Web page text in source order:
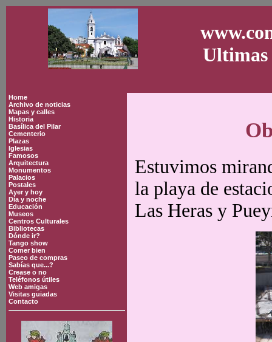
Ultimas
Home
Archivo de noticias
Mapas y calles
Historia
Basílica del Pilar
Cementerio
Plazas
Iglesias
Famosos
Arquitectura
Monumentos
Palacios
Postales
Ayer y hoy
Día y noche
Educación
Museos
Centros Culturales
Bibliotecas
Dónde ir?
Tango show
Comer bien
Paseo de compras
Sabías que...?
Crease o no
Teléfonos útiles
Web amigas
Visitas guiadas
Contacto
Estuvimos
la playa de
Las Heras y